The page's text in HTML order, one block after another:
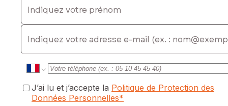
exposé sont disponibles sur le site Géorisques :
Prix de vente honoraires d'agence inclus : 172 900 €
Prix de vente hors honoraires d'agence : 160 000 €
de la valeur du bien hors honoraires
Contactez votre conseiller SAFTI : Konshitah ENGUTSAMY,
Tél. : 0629409114, E-mail : konshitah.engutsamy@safti.fr - EI
E-mail
J’ai lu et j’accepte la Politique de Protection des
Données Personnelles*